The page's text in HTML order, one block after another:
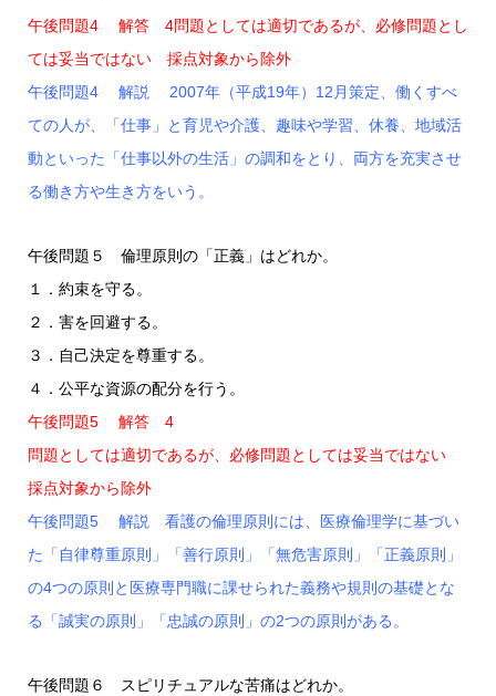
午後問題4 解答 4問題としては適切であるが、必修問題とし
ては妥当ではない 採点対象から除外
午後問題4 解説 2007年（平成19年）12月策定、働くすべ
ての人が、「仕事」と育児や介護、趣味や学習、休養、地域活
動といった「仕事以外の生活」の調和をとり、両方を充実させ
る働き方や生き方をいう。
午後問題５ 倫理原則の「正義」はどれか。
１．約束を守る。
２．害を回避する。
３．自己決定を尊重する。
４．公平な資源の配分を行う。
午後問題5 解答 4
問題としては適切であるが、必修問題としては妥当ではない
採点対象から除外
午後問題5 解説 看護の倫理原則には、医療倫理学に基づい
た「自律尊重原則」「善行原則」「無危害原則」「正義原則」
の4つの原則と医療専門職に課せられた義務や規則の基礎とな
る「誠実の原則」「忠誠の原則」の2つの原則がある。
午後問題６ スピリチュアルな苦痛はどれか。